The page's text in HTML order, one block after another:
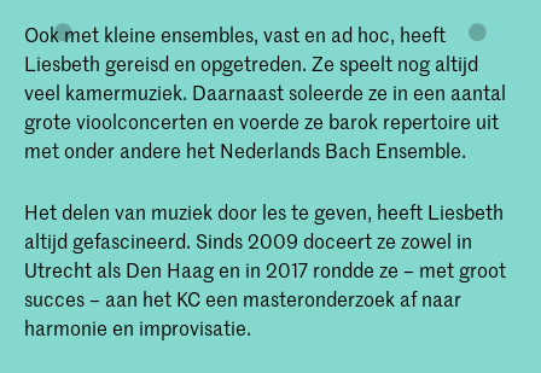
Ook met kleine ensembles, vast en ad hoc, heeft
Liesbeth gereisd en opgetreden. Ze speelt nog altijd
veel kamermuziek. Daarnaast soleerde ze in een aantal
grote vioolconcerten en voerde ze barok repertoire uit
met onder andere het Nederlands Bach Ensemble.
Het delen van muziek door les te geven, heeft Liesbeth
altijd gefascineerd. Sinds 2009 doceert ze zowel in
Utrecht als Den Haag en in 2017 rondde ze – met groot
succes – aan het KC een masteronderzoek af naar
harmonie en improvisatie.